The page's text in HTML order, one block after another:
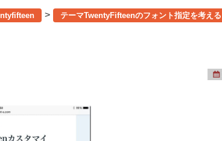
> テーマTwentyFifteenのフォント指定を考える